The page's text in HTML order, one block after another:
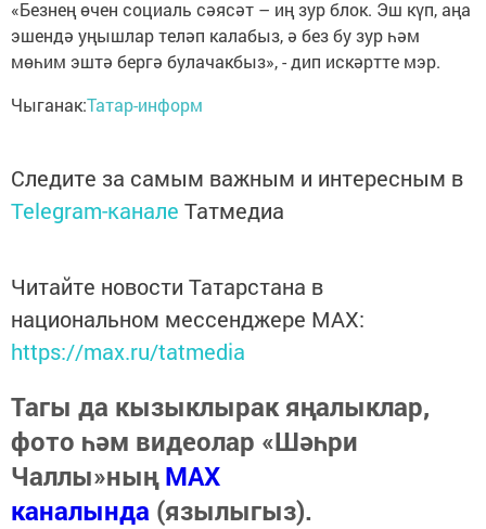
«Безнең өчен социаль сәясәт – иң зур блок. Эш күп, аңа
эшендә уңышлар теләп калабыз, ә без бу зур һәм
мөһим эштә бергә булачакбыз», - дип искәртте мэр.
Чыганак:Татар-информ
Следите за самым важным и интересным в
Telegram-канале Татмедиа
Читайте новости Татарстана в
национальном мессенджере MАХ:
https://max.ru/tatmedia
Тагы да кызыклырак яңалыклар,
фото һәм видеолар «Шәһри
Чаллы»ныңMAX
каналында (язылыгыз).